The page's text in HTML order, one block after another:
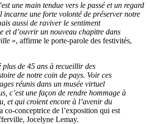
une main tendue vers le passé et un regard
incarne une forte volonté de préserver notre
aussi de raviver le sentiment
et d’ouvrir un nouveau chapitre dans
», affirme le porte-parole des festivités,
plus de 45 ans à recueillir des
de notre coin de pays. Voir ces
réunis dans un musée virtuel
c’est une façon de rendre hommage à
et qui croient encore à l’avenir du
co-conceptrice de l’exposition qui est
Jocelyne Lemay.